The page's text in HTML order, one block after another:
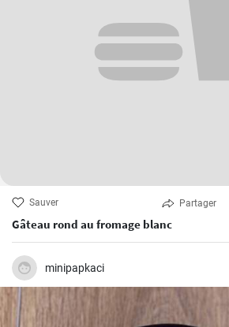
Sauver Partager
Gâteau rond au fromage blanc
minipapkaci